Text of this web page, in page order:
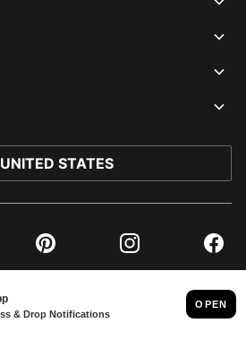
UNITED STATES
Pinterest Instagram
© PUMA NORTH AMERICA, INC.
IMPRINT AND LEGAL DATA